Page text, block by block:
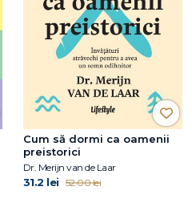
Cum să dormi ca oamenii
preistorici
Dr. Merijn van de Laar
31.2 lei 52.00 lei